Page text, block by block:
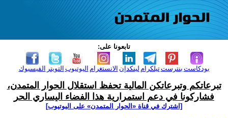
تابعونا على:
الفيسبوك التويتر اليوتيوب الانستغرام لينكدإن تيلكرامبنترست بودكاست
تبرعاتكم وتبرعاتكن المالية تحفظ استقلال الحوار المتمدن،
فشاركونا في دعم استمرارية هذا الفضاء اليساري الحر
[اشترك في قناة ‫«الحوار المتمدن» على اليوتيوب]